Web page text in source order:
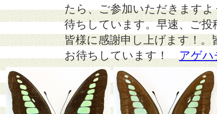
たら、ご参加いただきます
待ちしています。早速、ご
皆様に感謝申し上げます！
お待ちしています！
アゲハ